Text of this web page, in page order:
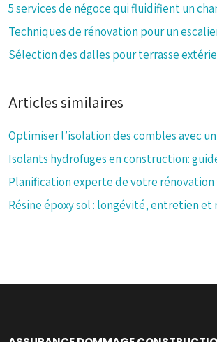
5 services de négoce qui fluidifient un
Techniques de rénovation pour un
Sélection des dalles pour terrasse
Articles similaires
Optimiser l’isolation des combles avec
Isolants hydrofuges en construction:
Planification experte de votre rénovation
Résine époxy sol : longévité, entretien